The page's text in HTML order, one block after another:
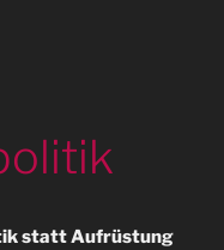
statt Aufrüstung